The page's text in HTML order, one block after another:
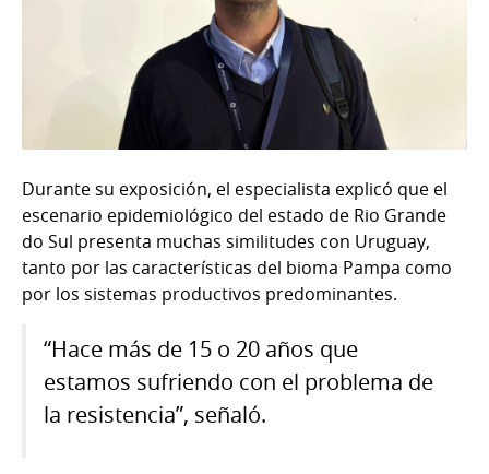
Durante su exposición, el especialista explicó que el
escenario epidemiológico del estado de Rio Grande
do Sul presenta muchas similitudes con Uruguay,
tanto por las características del bioma Pampa como
por los sistemas productivos predominantes.
“Hace más de 15 o 20 años que
estamos sufriendo con el problema de
la resistencia”, señaló.